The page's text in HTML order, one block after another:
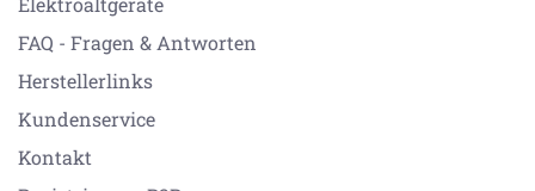
FAQ - Fragen & Antworten
Herstellerlinks
Kundenservice
Kontakt